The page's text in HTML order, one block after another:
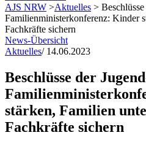
AJS NRW >Aktuelles >
Familienministerkonferenz: Kinder
Fachkräfte sichern
News-Übersicht
Aktuelles/ 14.06.2023
Beschlüsse der
stärken, Familien
Fachkräfte sichern